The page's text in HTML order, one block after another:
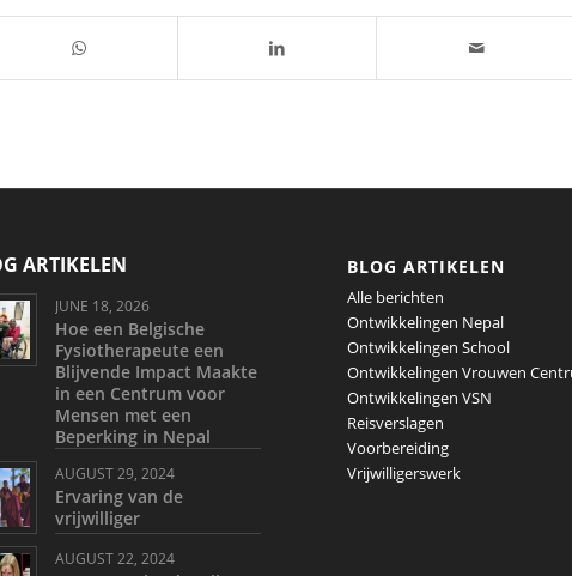
ARTIKELEN
JUNE 18, 2026
Hoe een Belgische
Fysiotherapeute een
Blijvende Impact Maakte
in een Centrum voor
Mensen met een
Beperking in Nepal
AUGUST 29, 2024
Ervaring van de
vrijwilliger
AUGUST 22, 2024
BLOG ARTIKELEN
Alle berichten
Ontwikkelingen Nepal
Ontwikkelingen School
Ontwikkelingen Vrouwen
Ontwikkelingen VSN
Reisverslagen
Voorbereiding
Vrijwilligerswerk